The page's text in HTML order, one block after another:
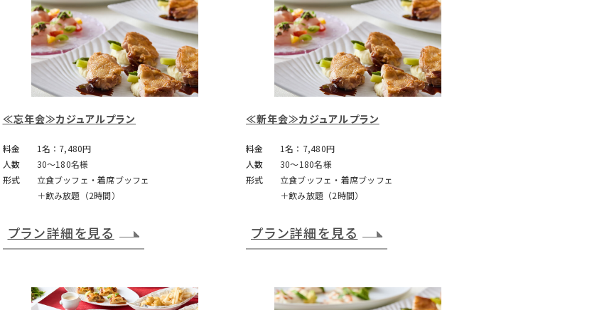
≪忘年会≫カジュアルプラン
料金
1名：7,480円
人数
30～180名様
形式
立食ブッフェ・着席ブッフェ
＋飲み放題（2時間）
プラン詳細を見る
≪新年会≫カジュアルプラン
料金
1名：7,480円
人数
30～180名様
形式
立食ブッフェ・着席ブッフェ
＋飲み放題（2時間）
プラン詳細を見る